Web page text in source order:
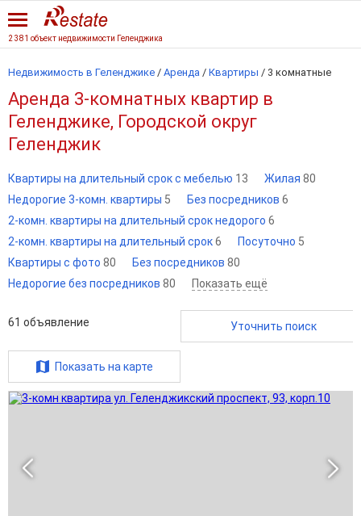
2 381 объект недвижимости Геленджика
Недвижимость в Геленджике / Аренда / Квартиры / 3 комнатные
Аренда 3-комнатных квартир в
Геленджике, Городской округ
Геленджик
Квартиры на длительный срок с мебелью 13 Жилая 80
Недорогие 3-комн. квартиры 5 Без посредников 6
2-комн. квартиры на длительный срок недорого 6
2-комн. квартиры на длительный срок6 Посуточно 5
Квартиры с фото 80 Без посредников 80
Недорогие без посредников 80 Показать ещё
61 объявление Уточнить поиск
Показать на карте